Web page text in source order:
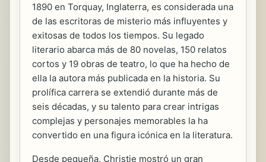
1890 en Torquay, Inglaterra, es considerada una
de las escritoras de misterio más influyentes y
exitosas de todos los tiempos. Su legado
literario abarca más de 80 novelas, 150 relatos
cortos y 19 obras de teatro, lo que ha hecho de
ella la autora más publicada en la historia. Su
prolífica carrera se extendió durante más de
seis décadas, y su talento para crear intrigas
complejas y personajes memorables la ha
convertido en una figura icónica en la literatura.
Desde pequeña, Christie mostró un gran